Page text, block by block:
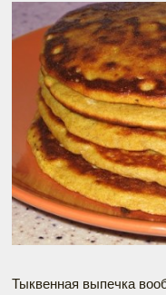
Тыквенная выпечка